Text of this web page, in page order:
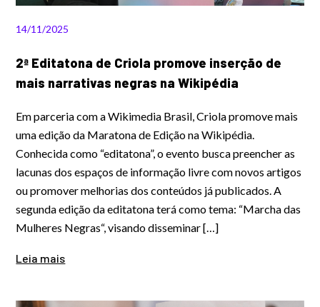
14/11/2025
2ª Editatona de Criola promove inserção de
mais narrativas negras na Wikipédia
Em parceria com a Wikimedia Brasil, Criola promove mais
uma edição da Maratona de Edição na Wikipédia.
Conhecida como “editatona”, o evento busca preencher as
lacunas dos espaços de informação livre com novos artigos
ou promover melhorias dos conteúdos já publicados. A
segunda edição da editatona terá como tema: “Marcha das
Mulheres Negras“, visando disseminar […]
Leia mais